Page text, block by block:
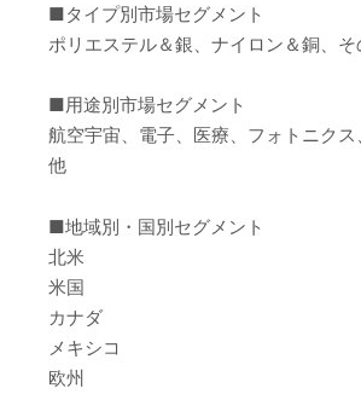
■タイプ別市場セグメント
ポリエステル＆銀、ナイロン＆銅、そ
■用途別市場セグメント
航空宇宙、電子、医療、フォトニク
他
■地域別・国別セグメント
北米
米国
カナダ
メキシコ
欧州